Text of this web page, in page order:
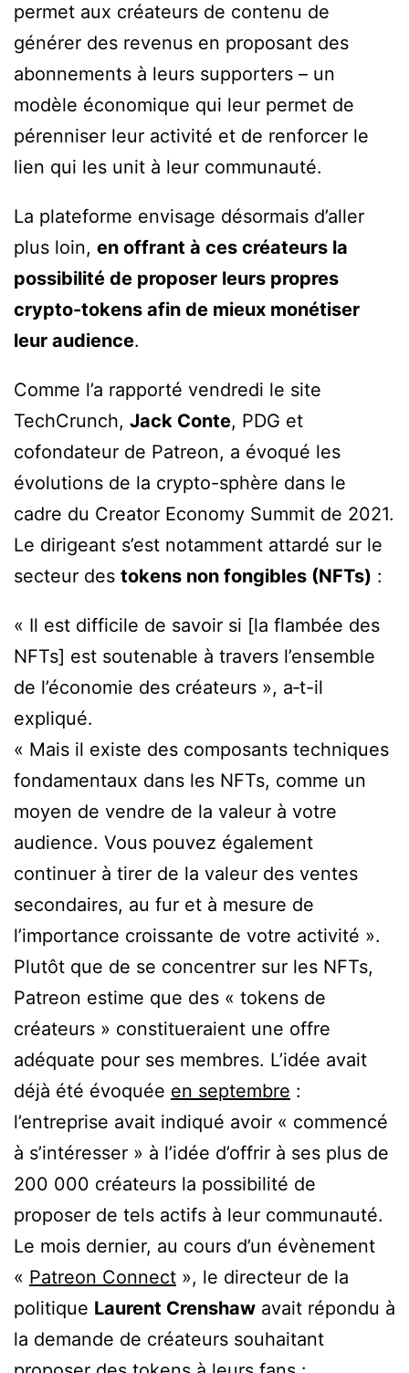
permet aux créateurs de contenu de
générer des revenus en proposant des
abonnements à leurs supporters – un
modèle économique qui leur permet de
pérenniser leur activité et de renforcer le
lien qui les unit à leur communauté.
La plateforme envisage désormais d’aller
plus loin, en offrant à ces créateurs la
possibilité de proposer leurs propres
crypto-tokens afin de mieux monétiser
leur audience.
Comme l’a rapporté vendredi le site
TechCrunch, Jack Conte, PDG et
cofondateur de Patreon, a évoqué les
évolutions de la crypto-sphère dans le
cadre du Creator Economy Summit de 2021.
Le dirigeant s’est notamment attardé sur le
secteur des tokens non fongibles (NFTs) :
« Il est difficile de savoir si [la flambée des
NFTs] est soutenable à travers l’ensemble
de l’économie des créateurs », a‑t-il
expliqué.
« Mais il existe des composants techniques
fondamentaux dans les NFTs, comme un
moyen de vendre de la valeur à votre
audience. Vous pouvez également
continuer à tirer de la valeur des ventes
secondaires, au fur et à mesure de
l’importance croissante de votre activité ».
Plutôt que de se concentrer sur les NFTs,
Patreon estime que des « tokens de
créateurs » constitueraient une offre
adéquate pour ses membres. L’idée avait
déjà été évoquée en septembre :
l’entreprise avait indiqué avoir « commencé
à s’intéresser » à l’idée d’offrir à ses plus de
200 000 créateurs la possibilité de
proposer de tels actifs à leur communauté.
Le mois dernier, au cours d’un évènement
« Patreon Connect », le directeur de la
politique Laurent Crenshaw avait répondu à
la demande de créateurs souhaitant